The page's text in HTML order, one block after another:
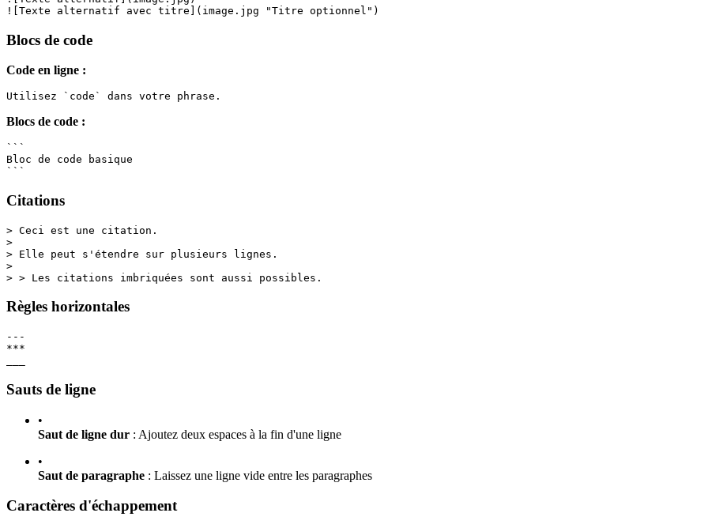
![Texte alternatif avec titre](image.jpg "Titre optionnel")
Blocs de code
Code en ligne :
Utilisez `code` dans votre phrase.
Blocs de code :
```
Bloc de code basique
```
Citations
> Ceci est une citation.
>
> Elle peut s'étendre sur plusieurs lignes.
>
> > Les citations imbriquées sont aussi possibles.
Règles horizontales
---
***
Sauts de ligne
•
Saut de ligne dur : Ajoutez deux espaces à la fin d'une ligne
•
Saut de paragraphe : Laissez une ligne vide entre les paragraphes
Caractères d'échappement